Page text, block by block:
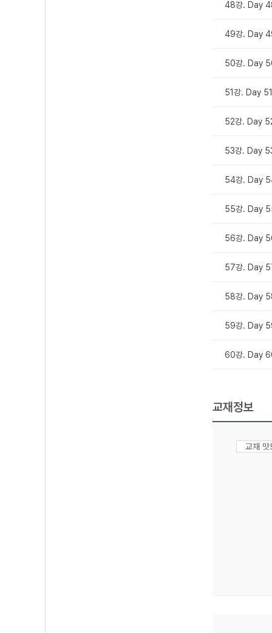
48강. Day
49강. Day
50강. Day
51강. Day 51
52강. Day
53강. Day
54강. Day
55강. Day
56강. Day
57강. Day
58강. Day
59강. Day
60강. Day
교재정보
교재